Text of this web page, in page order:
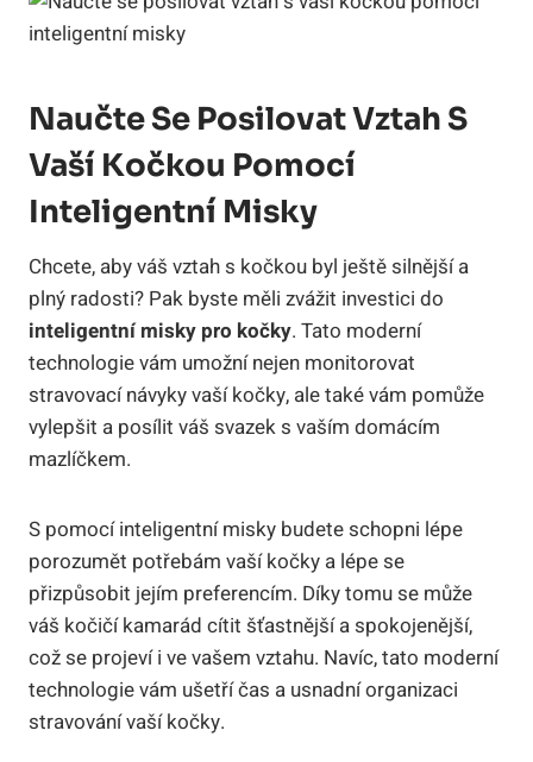
Naučte Se Posilovat Vztah S
Vaší Kočkou Pomocí
Inteligentní Misky
Chcete, aby váš vztah s kočkou byl ještě silnější a
plný radosti? Pak byste měli zvážit investici do
inteligentní misky pro kočky. Tato moderní
technologie vám umožní nejen monitorovat
stravovací návyky vaší kočky, ale také vám pomůže
vylepšit a posílit váš svazek s vaším domácím
mazlíčkem.
S pomocí inteligentní misky budete schopni lépe
porozumět potřebám vaší kočky a lépe se
přizpůsobit jejím preferencím. Díky tomu se může
váš kočičí kamarád cítit šťastnější a spokojenější,
což se projeví i ve vašem vztahu. Navíc, tato moderní
technologie vám ušetří čas a usnadní organizaci
stravování vaší kočky.